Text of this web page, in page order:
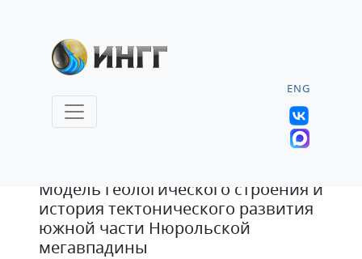
ENG
Модель геологического строения и
история тектонического развития
южной части Нюрольской
мегавпадины